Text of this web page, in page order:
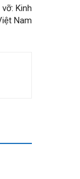
Kinh
Nam